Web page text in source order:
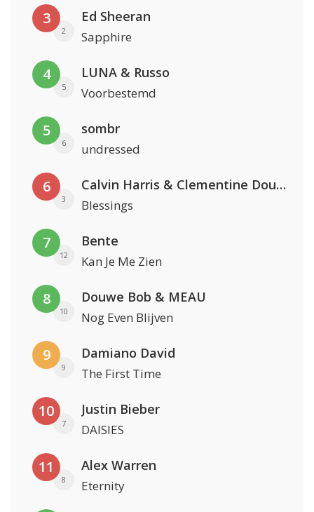
3
2
Ed Sheeran
Sapphire
4
5
LUNA & Russo
Voorbestemd
5
6
sombr
undressed
6
3
Calvin Harris & Clementine Douglas
Blessings
7
12
Bente
Kan Je Me Zien
8
10
Douwe Bob & MEAU
Nog Even Blijven
9
9
Damiano David
The First Time
10
7
Justin Bieber
DAISIES
11
8
Alex Warren
Eternity